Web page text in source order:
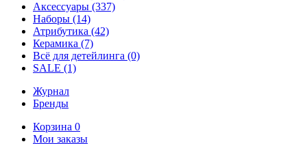
Аксессуары (337)
Наборы (14)
Атрибутика (42)
Керамика (7)
Всё для детейлинга (0)
SALE (1)
Журнал
Бренды
Корзина 0
Мои заказы